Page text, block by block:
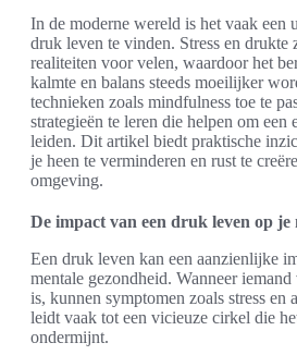
In de moderne wereld is het vaak een
druk leven te vinden. Stress en drukte
realiteiten voor velen, waardoor het
kalmte en balans steeds moeilijker
technieken zoals mindfulness toe te
strategieën te leren die helpen om
leiden. Dit artikel biedt praktische
je heen te verminderen en rust te
omgeving.
De impact van een druk leven op je
Een druk leven kan een aanzienlijke
mentale gezondheid. Wanneer
is, kunnen symptomen zoals stress en
leidt vaak tot een vicieuze cirkel die
ondermijnt.